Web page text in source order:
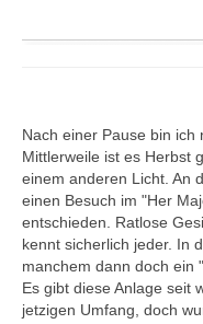
Nach einer Pause bin
Mittlerweile ist es Herbst
einem anderen Licht. An
einen Besuch im "Her
entschieden. Ratlose
kennt sicherlich jeder. In
manchem dann doch ein
Es gibt diese Anlage seit
jetzigen Umfang, doch